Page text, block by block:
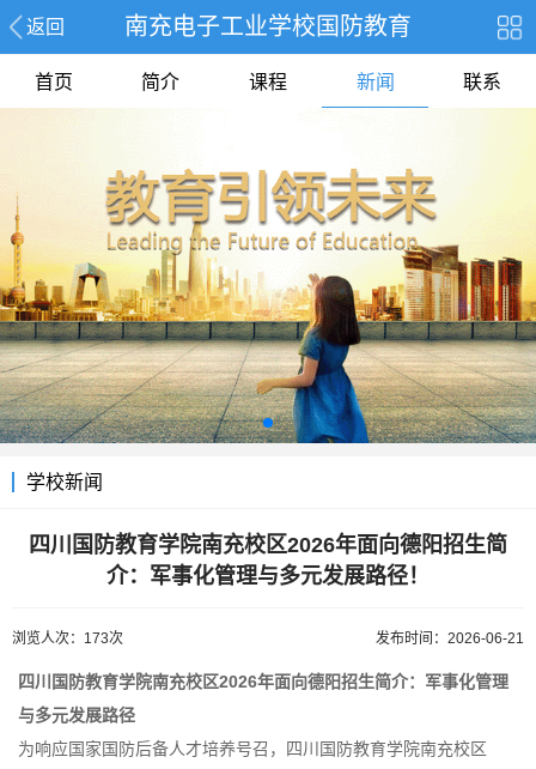
返回 南充电子工业学校国防教育
首页 简介 课程 新闻 联系
学校新闻
四川国防教育学院南充校区2026年面向德阳招生简
介：军事化管理与多元发展路径！
浏览人次：173次 发布时间：2026-06-21
四川国防教育学院南充校区2026年面向德阳招生简介：军事化管理
与多元发展路径
为响应国家国防后备人才培养号召，四川国防教育学院南充校区